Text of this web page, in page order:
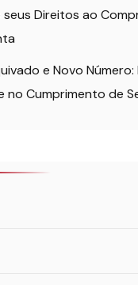
Direitos ao
e Novo
no Cumprimento de